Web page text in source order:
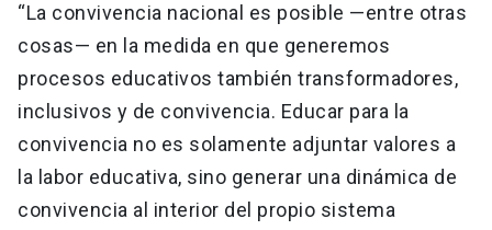
“La convivencia nacional es posible —entre otras
cosas— en la medida en que generemos
procesos educativos también transformadores,
inclusivos y de convivencia. Educar para la
convivencia no es solamente adjuntar valores a
la labor educativa, sino generar una dinámica de
convivencia al interior del propio sistema